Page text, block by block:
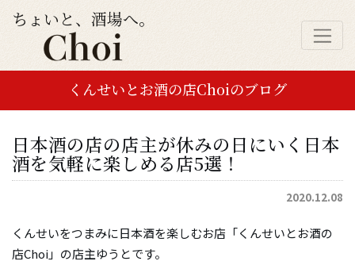
ちょいと、酒場へ。
くんせいとお酒の店Choiのブログ
日本酒の店の店主が休みの日にいく日本
酒を気軽に楽しめる店5選！
2020.12.08
くんせいをつまみに日本酒を楽しむお店「くんせいとお酒の
店Choi」の店主ゆうとです。